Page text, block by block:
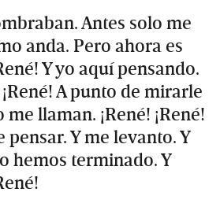
Antes solo me
anda. Pero ahora es
Y yo aquí pensando.
¡René! A punto de mirarle
llaman. ¡René! ¡René!
pensar. Y me levanto. Y
hemos terminado. Y